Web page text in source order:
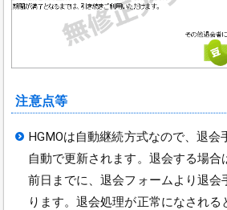
注意点等
HGMOは自動継続方式なので、退会
自動で更新されます。退会する場
前日までに、退会フォームより退会
ります。退会処理が正常になされる